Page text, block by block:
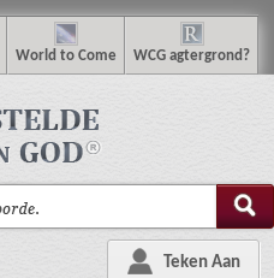
World to Come WCG agtergrond ?
Teken Aan